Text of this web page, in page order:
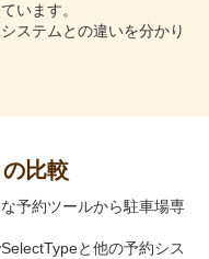
います。
ステムとの違いを分かり
比較
予約ツールから駐車場専
と他の予約シス